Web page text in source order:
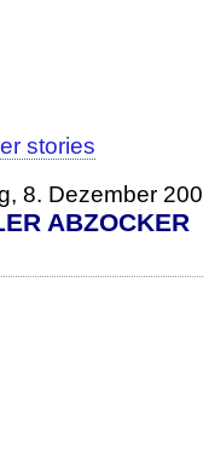
stories
8. Dezember
ABZOCKER